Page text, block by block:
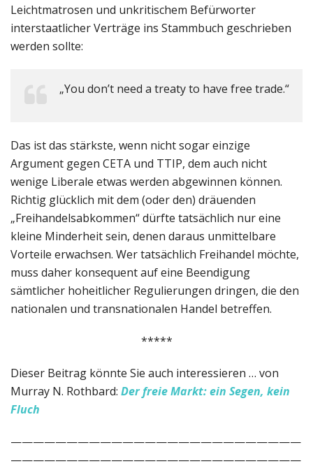
Leichtmatrosen und unkritischem Befürworter
interstaatlicher Verträge ins Stammbuch geschrieben
werden sollte:
„You don’t need a treaty to have free trade.“
Das ist das stärkste, wenn nicht sogar einzige
Argument gegen CETA und TTIP, dem auch nicht
wenige Liberale etwas werden abgewinnen können.
Richtig glücklich mit dem (oder den) dräuenden
„Freihandelsabkommen“ dürfte tatsächlich nur eine
kleine Minderheit sein, denen daraus unmittelbare
Vorteile erwachsen. Wer tatsächlich Freihandel möchte,
muss daher konsequent auf eine Beendigung
sämtlicher hoheitlicher Regulierungen dringen, die den
nationalen und transnationalen Handel betreffen.
*****
Dieser Beitrag könnte Sie auch interessieren … von
Murray N. Rothbard: Der freie Markt: ein Segen, kein
Fluch
——————————————————————————
——————————————————————————